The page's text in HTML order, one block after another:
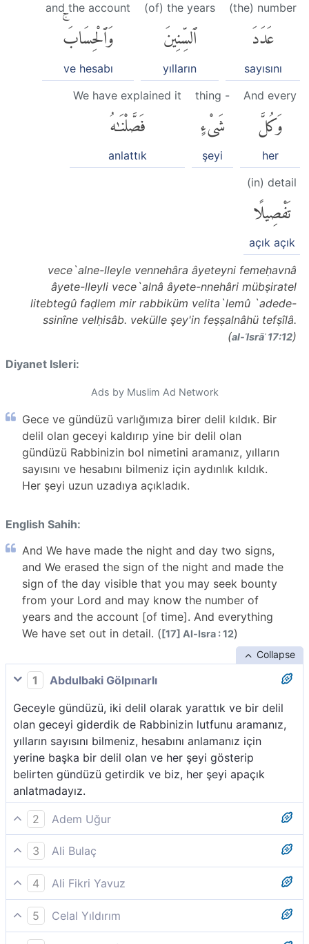
(the) number
عَدَدَ
sayısını
(of) the years
ٱلسِّنِينَ
yılların
and the account
وَٱلْحِسَابَۚ
ve hesabı
And every
وَكُلَّ
her
thing -
شَىْءٍ
şeyi
We have explained it
فَصَّلْنَٰهُ
anlattık
(in) detail
تَفْصِيلًا
açık açık
vece`alne-lleyle vennehâra âyeteyni femeḥavnâ
âyete-lleyli vece`alnâ âyete-nnehâri mübṣiratel
litebtegû faḍlem mir rabbiküm velita`lemû `adede-
ssinîne velḥisâb. vekülle şey'in feṣṣalnâhü tefṣîlâ.
(al-ʾIsrāʾ 17:12)
Diyanet Isleri:
Ads by Muslim Ad Network
Gece ve gündüzü varlığımıza birer delil kıldık. Bir
delil olan geceyi kaldırıp yine bir delil olan
gündüzü Rabbinizin bol nimetini aramanız, yılların
sayısını ve hesabını bilmeniz için aydınlık kıldık.
Her şeyi uzun uzadıya açıkladık.
English Sahih:
And We have made the night and day two signs,
and We erased the sign of the night and made the
sign of the day visible that you may seek bounty
from your Lord and may know the number of
years and the account [of time]. And everything
We have set out in detail. ([17] Al-Isra : 12)
Collapse
1
Abdulbaki Gölpınarlı
Geceyle gündüzü, iki delil olarak yarattık ve bir delil
olan geceyi giderdik de Rabbinizin lutfunu aramanız,
yılların sayısını bilmeniz, hesabını anlamanız için
yerine başka bir delil olan ve her şeyi gösterip
belirten gündüzü getirdik ve biz, her şeyi apaçık
anlatmadayız.
2
Adem Uğur
Biz, geceyi ve gündüzü birer âyet (delil) olarak
yarattık. Nitekim, Rabbinizin nimetlerini araştırmanız,
ayrıca, yılların sayı ve hesabını bilmeniz için gecenin
karanlığını silip (yerine, eşyayı) aydınlatan gündüzün
aydınlığını getirdik. İşte biz, her şeyi açık açık anlattık.
3
Ali Bulaç
Biz geceyi ve gündüzü iki ayet kıldık; gece ayetini
sildik de Rabbinizden bir fazl aramanız, yılların
sayısını ve hesabı öğrenmeniz için gündüzün ayetini
aydınlatıcı kıldık. Biz, herşeyi yeterince açıkladık.
4
Ali Fikri Yavuz
Biz, geceyi ve gündüzü kudretimize delâlet eden iki
alâmet yaptık da, sonra gece alâmetini giderip yerine
5
Celal Yıldırım